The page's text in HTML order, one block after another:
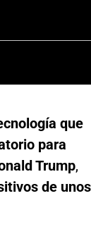
que
para
Trump,
de unos